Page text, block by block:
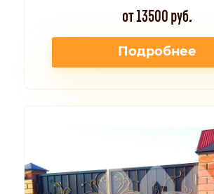
от 13500 руб.
Подробнее